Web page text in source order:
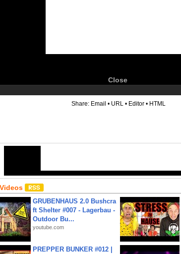
Close
Share: Email • URL • Editor • HTML
GRUBENHAUS 2.0 Bushcra
ft Shelter #007 - Lagerbau -
Outdoor Bu...
youtube.com
PREPPER BUNKER #012 |